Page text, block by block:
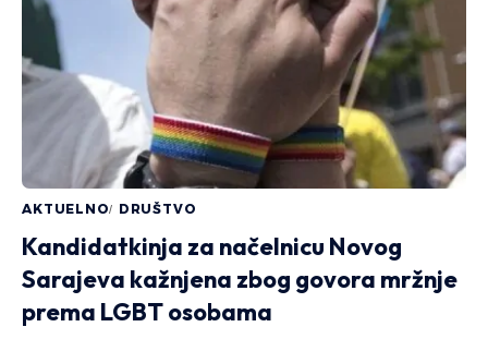
AKTUELNO DRUŠTVO
Kandidatkinja za načelnicu Novog
Sarajeva kažnjena zbog govora mržnje
prema LGBT osobama